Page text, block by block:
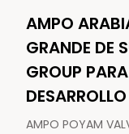
AMPO
GRANDE DE
GROUP
AMPO POYAM